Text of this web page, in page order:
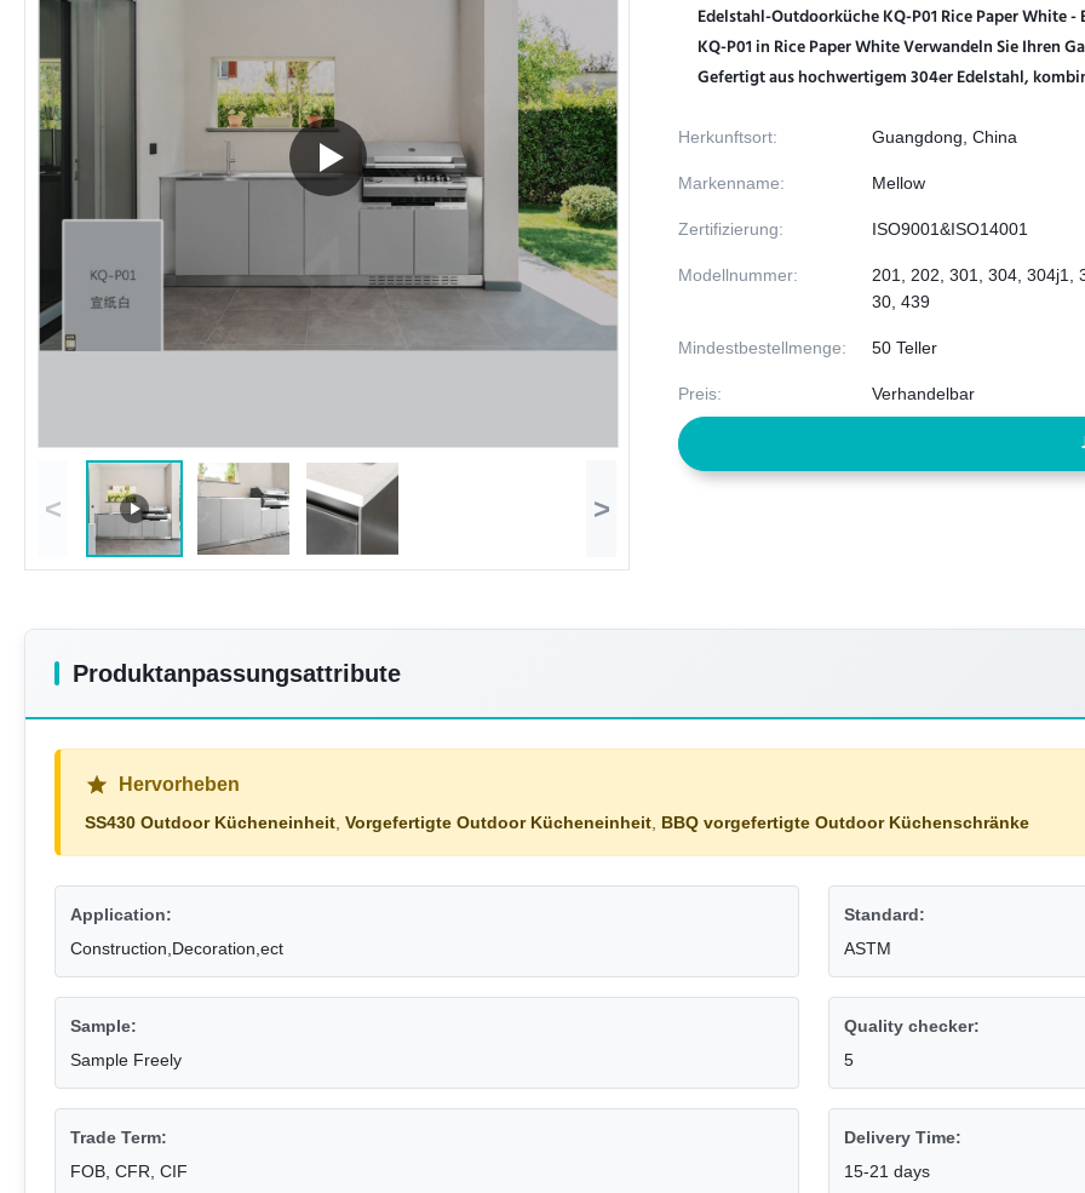
< >
Edelstahl-Outdoorküche KQ-P01 Rice Paper
KQ-P01 in Rice Paper White Verwandeln Sie Ihren
Gefertigt aus hochwertigem 304er Edelstahl,
Herkunftsort: Guangdong, China
Markenname: Mellow
Zertifizierung: ISO9001&ISO14001
Modellnummer:
201, 202, 301, 304, 304j1,
30, 439
Mindestbestellmenge: 50 Teller
Preis: Verhandelbar
Produktanpassungsattribute
Hervorheben
SS430 Outdoor Kücheneinheit Vorgefertigte Outdoor Kücheneinheit BBQ vorgefertigte Outdoor Küchenschränke
Application:
Construction,Decoration,ect
Standard:
ASTM
Sample:
Sample Freely
Quality checker:
5
Trade Term:
FOB, CFR, CIF
Delivery Time:
15-21 days